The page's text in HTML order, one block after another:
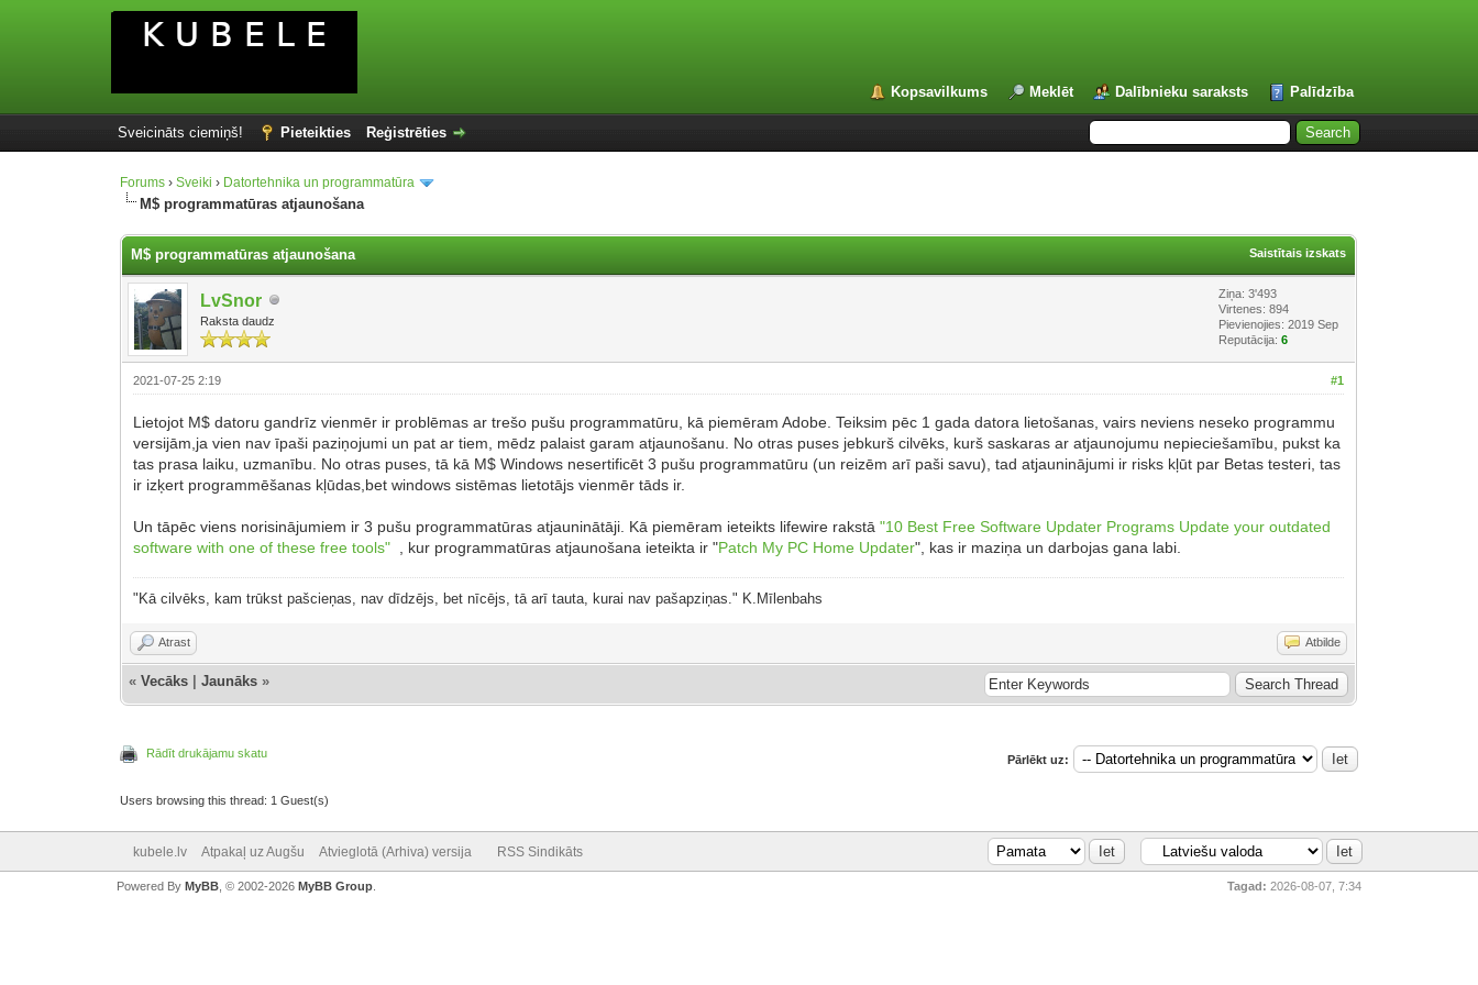
Kopsavilkums Meklēt Dalībnieku saraksts Palīdzība
Sveicināts ciemiņš! Pieteikties Reģistrēties
Forums ›Sveiki › Datortehnika un programmatūra
M$ programmatūras atjaunošana
Saistītais izskats
M$ programmatūras atjaunošana
LvSnor
Raksta daudz
Ziņa: 3'493
Virtenes: 894
Pievienojies: 2019 Sep
Reputācija:6
#1
2021-07-25 2:19
Lietojot M$ datoru gandrīz vienmēr ir problēmas ar trešo pušu programmatūru, kā piemēram Adobe. Teiksim pēc 1 gada datora lietošanas, vairs neviens neseko programmu
versijām,ja vien nav īpaši paziņojumi un pat ar tiem, mēdz palaist garam atjaunošanu. No otras puses jebkurš cilvēks, kurš saskaras ar atjaunojumu nepieciešamību, pukst ka
tas prasa laiku, uzmanību. No otras puses, tā kā M$ Windows nesertificēt 3 pušu programmatūru (un reizēm arī paši savu), tad atjauninājumi ir risks kļūt par Betas testeri, tas
ir izķert programmēšanas kļūdas,bet windows sistēmas lietotājs vienmēr tāds ir.
Un tāpēc viens norisinājumiem ir 3 pušu programmatūras atjauninātāji. Kā piemēram ieteikts lifewire rakstā"10 Best Free Software Updater Programs Update your outdated
software with one of these free tools" , kur programmatūras atjaunošana ieteikta ir "Patch My PC Home Updater", kas ir maziņa un darbojas gana labi.
"Kā cilvēks, kam trūkst pašcieņas, nav dīdzējs, bet nīcējs, tā arī tauta, kurai nav pašapziņas." K.Mīlenbahs
Atrast Atbilde
«Vecāks |Jaunāks »
Rādīt drukājamu skatu Pārlēkt uz:
Users browsing this thread: 1 Guest(s)
kubele.lv Atpakaļ uz Augšu Atvieglotā (Arhiva) versija RSS Sindikāts
Tagad: 2026-08-07, 7:34
Powered By MyBB, © 2002-2026 MyBB Group.